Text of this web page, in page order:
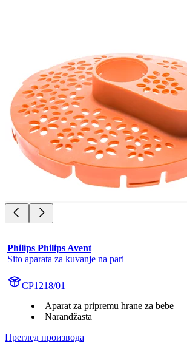
Philips Philips Avent
Sito aparata za kuvanje na pari
CP1218/01
Aparat za pripremu hrane za bebe
Narandžasta
Преглед производа